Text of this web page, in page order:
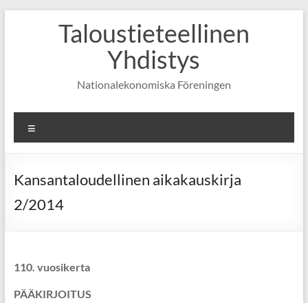
Taloustieteellinen
Yhdistys
Nationalekonomiska Föreningen
Kansantaloudellinen aikakauskirja
2/2014
110. vuosikerta
PÄÄKIRJOITUS